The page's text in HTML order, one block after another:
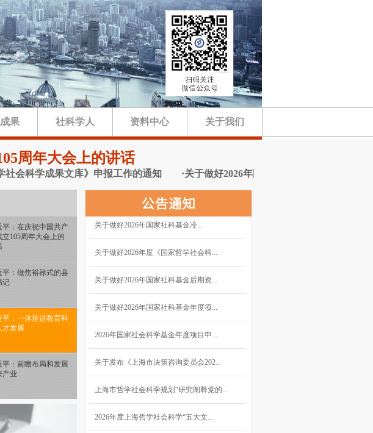
果 社科学人 资料中心 关于我们
周年大会上的讲话
学成果文库》申报工作的通知 ·关于做好2026年国家社科基金冷门绝学研究专项申
平：在庆祝中国共产
立105周年大会上的
平：做焦裕禄式的县
记
平：一体推进教育科
才发展
平：前瞻布局和发展
产业
关于做好2026年国家社科基金冷...
关于做好2026年度《国家哲学社会科...
关于做好2026年国家社科基金后期资...
关于做好2026年国家社科基金年度项...
2026年国家社会科学基金年度项目申...
关于发布《上海市决策咨询委员会202...
上海市哲学社会科学规划“研究阐释党的...
2026年度上海哲学社会科学“五大文...